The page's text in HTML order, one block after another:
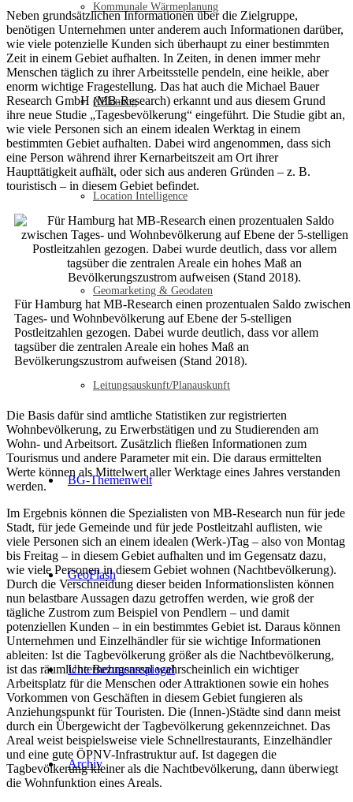
Kommunale Wärmeplanung
XPlanung
Location Intelligence
Geomarketing & Geodaten
Leitungsauskunft/Planauskunft
BG-Themenwelt
GeoFlash
Unternehmensspiegel
Archiv
Neben grundsätzlichen Informationen über die Zielgruppe,
benötigen Unternehmen unter anderem auch Informationen darüber,
wie viele potenzielle Kunden sich überhaupt zu einer bestimmten
Zeit in einem Gebiet aufhalten. In Zeiten, in denen immer mehr
Menschen täglich zu ihrer Arbeitsstelle pendeln, eine heikle, aber
enorm wichtige Fragestellung. Das hat auch die Michael Bauer
Research GmbH (MB-Research) erkannt und aus diesem Grund
ihre neue Studie „Tagesbevölkerung“ eingeführt. Die Studie gibt an,
wie viele Personen sich an einem idealen Werktag in einem
bestimmten Gebiet aufhalten. Dabei wird angenommen, dass sich
eine Person während ihrer Kernarbeitszeit am Ort ihrer
Haupttätigkeit aufhält, oder sich aus anderen Gründen – z. B.
touristisch – in diesem Gebiet befindet.
Für Hamburg hat MB-Research einen prozentualen Saldo zwischen
Tages- und Wohnbevölkerung auf Ebene der 5-stelligen
Postleitzahlen gezogen. Dabei wurde deutlich, dass vor allem
tagsüber die zentralen Areale ein hohes Maß an
Bevölkerungszustrom aufweisen (Stand 2018).
Die Basis dafür sind amtliche Statistiken zur registrierten
Wohnbevölkerung, zu Erwerbstätigen und zu Studierenden am
Wohn- und Arbeitsort. Zusätzlich fließen Informationen zum
Tourismus und andere Parameter mit ein. Die daraus ermittelten
Werte können als Mittelwert aller Werktage eines Jahres verstanden
werden.
Im Ergebnis können die Spezialisten von MB-Research nun für jede
Stadt, für jede Gemeinde und für jede Postleitzahl auflisten, wie
viele Personen sich an einem idealen (Werk-)Tag – also von Montag
bis Freitag – in diesem Gebiet aufhalten und im Gegensatz dazu,
wie viele Personen in diesem Gebiet wohnen (Nachtbevölkerung).
Durch die Verschneidung dieser beiden Informationslisten können
nun belastbare Aussagen dazu getroffen werden, wie groß der
tägliche Zustrom zum Beispiel von Pendlern – und damit
potenziellen Kunden – in ein bestimmtes Gebiet ist. Daraus können
Unternehmen und Einzelhändler für sie wichtige Informationen
ableiten: Ist die Tagbevölkerung größer als die Nachtbevölkerung,
ist das räumliche Bezugsareal wahrscheinlich ein wichtiger
Arbeitsplatz für die Menschen oder Attraktionen sowie ein hohes
Vorkommen von Geschäften in diesem Gebiet fungieren als
Anziehungspunkt für Touristen. Die (Innen-)Städte sind dann meist
durch ein Übergewicht der Tagbevölkerung gekennzeichnet. Das
Areal weist beispielsweise viele Schnellrestaurants, Einzelhändler
und eine gute ÖPNV-Infrastruktur auf. Ist dagegen die
Tagbevölkerung kleiner als die Nachtbevölkerung, dann überwiegt
die Wohnfunktion eines Areals.